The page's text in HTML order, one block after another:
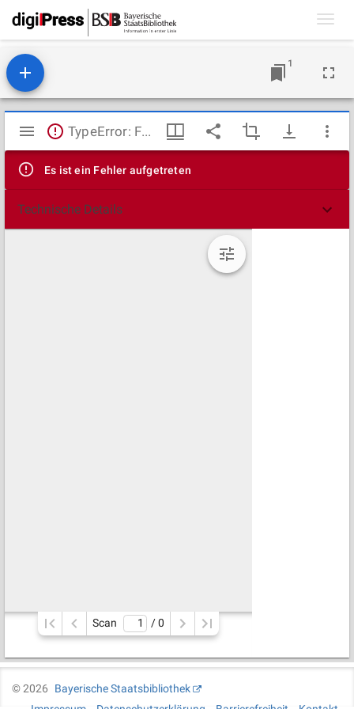
1
Mirador
Viewer
TypeError: Failed to fetch
Es ist ein Fehler aufgetreten
Technische Details
Scan / 0
©2026
Bayerische Staatsbibliothek